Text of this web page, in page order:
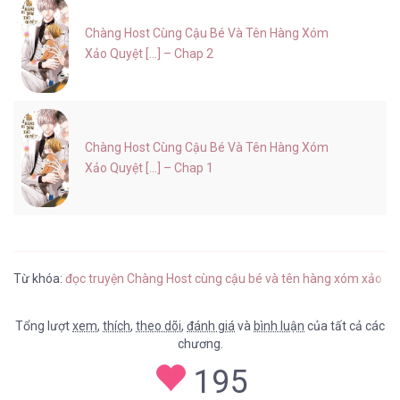
Chàng Host Cùng Cậu Bé Và Tên Hàng Xóm
Xảo Quyệt [...] – Chap 2
Chàng Host Cùng Cậu Bé Và Tên Hàng Xóm
Xảo Quyệt [...] – Chap 1
Từ khóa: đọc truyện Chàng Host cùng cậu bé và tên hàng xóm xảo
Tổng lượtxem, thích, theo dõi, đánh giávà bình luận của tất cả các
chương.
195